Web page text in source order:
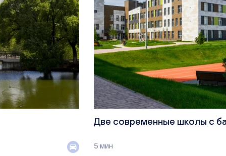
Две современные школы с
5 мин